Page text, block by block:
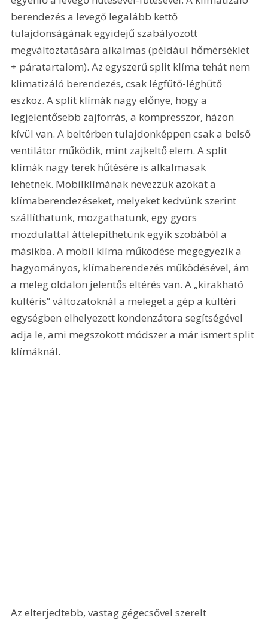
berendezés a levegő legalább kettő
tulajdonságának egyidejű szabályozott
megváltoztatására alkalmas (például hőmérséklet
+ páratartalom). Az egyszerű split klíma tehát nem
klimatizáló berendezés, csak légfűtő-léghűtő
eszköz. A split klímák nagy előnye, hogy a
legjelentősebb zajforrás, a kompresszor, házon
kívül van. A beltérben tulajdonképpen csak a belső
ventilátor működik, mint zajkeltő elem. A split
klímák nagy terek hűtésére is alkalmasak
lehetnek. Mobilklímának nevezzük azokat a
klímaberendezéseket, melyeket kedvünk szerint
szállíthatunk, mozgathatunk, egy gyors
mozdulattal áttelepíthetünk egyik szobából a
másikba. A mobil klíma működése megegyezik a
hagyományos, klímaberendezés működésével, ám
a meleg oldalon jelentős eltérés van. A „kirakható
kültéris” változatoknál a meleget a gép a kültéri
egységben elhelyezett kondenzátora segítségével
adja le, ami megszokott módszer a már ismert split
klímáknál.
Az elterjedtebb, vastag gégecsővel szerelt